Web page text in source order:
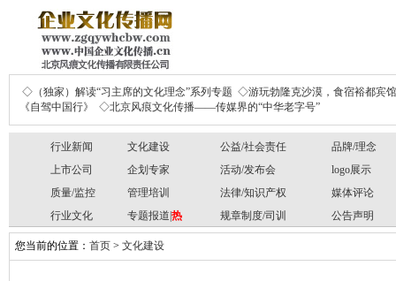
◇（独家）解读“习主席的文化理念”系列专题 ◇游玩勃隆克沙漠，食宿裕都宾馆
《自驾中国行》
◇北京风痕文化传播——传媒界的“中华老字号”
行业新闻 文化建设 公益/社会责任
品牌/理念
上市公司
企划专家 活动/发布会
logo展示
质量/监控
管理培训 法律/知识产权
媒体评论
行业文化
专题报道| 热 规章制度/司训 公告声明
您当前的位置： 首页 > 文化建设